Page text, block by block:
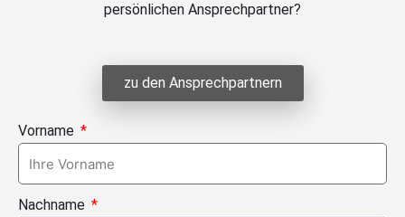
Vorname
Nachname
persönlichen Ansprechpartner?
zu den Ansprechpartnern